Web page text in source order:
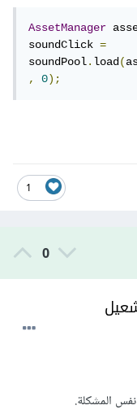
AssetManager
soundClick =
soundPool.load(
,
0);
1
0
المشكلة.